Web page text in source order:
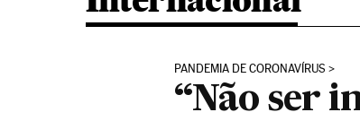
PANDEMIA DE CORONAVÍRUS
“Não ser